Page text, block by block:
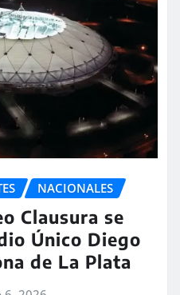
NACIONALES
Clausura se
Único Diego
de La Plata